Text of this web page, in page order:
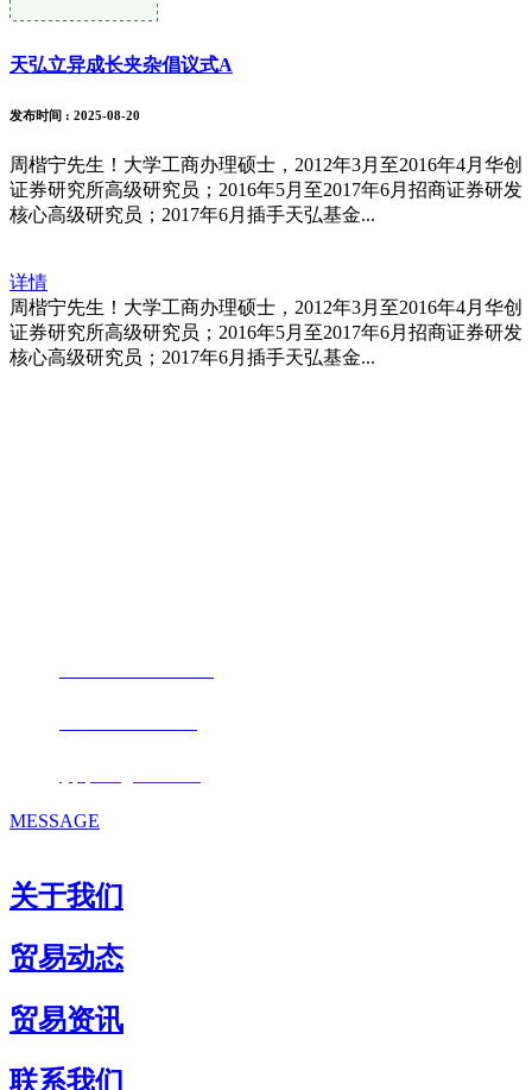
天弘立异成长夹杂倡议式A
发布时间 : 2025-08-20
周楷宁先生！大学工商办理硕士，2012年3月至2016年4月华创
证券研究所高级研究员；2016年5月至2017年6月招商证券研发
核心高级研究员；2017年6月插手天弘基金...
详情
周楷宁先生！大学工商办理硕士，2012年3月至2016年4月华创
证券研究所高级研究员；2016年5月至2017年6月招商证券研发
核心高级研究员；2017年6月插手天弘基金...
MESSAGE
关于我们
贸易动态
贸易资讯
联系我们